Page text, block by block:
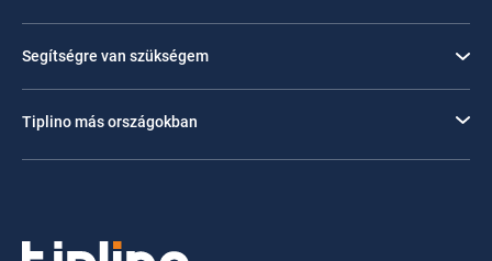
Segítségre van szükségem
Tiplino más országokban